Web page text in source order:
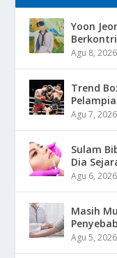
Yoon
Agu 8, 2026
Trend
Agu 7, 2026
Sulam
Dia
Agu 6, 2026
Masih
Agu 5, 2026